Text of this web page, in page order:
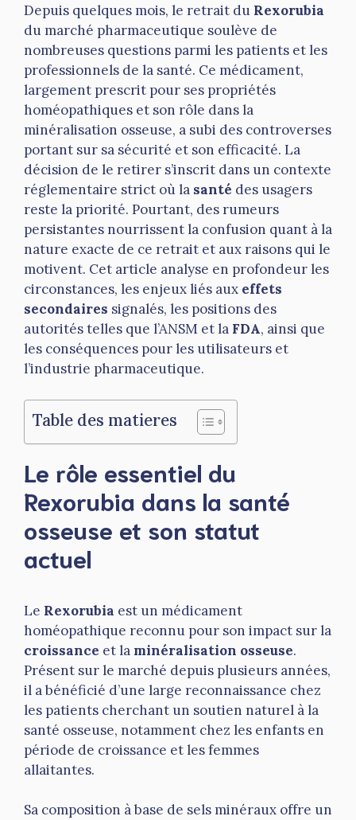
Depuis quelques mois, le retrait du Rexorubia
du marché pharmaceutique soulève de
nombreuses questions parmi les patients et les
professionnels de la santé. Ce médicament,
largement prescrit pour ses propriétés
homéopathiques et son rôle dans la
minéralisation osseuse, a subi des controverses
portant sur sa sécurité et son efficacité. La
décision de le retirer s’inscrit dans un contexte
réglementaire strict où la santé des usagers
reste la priorité. Pourtant, des rumeurs
persistantes nourrissent la confusion quant à la
nature exacte de ce retrait et aux raisons qui le
motivent. Cet article analyse en profondeur les
circonstances, les enjeux liés aux effets
secondaires signalés, les positions des
autorités telles que l’ANSM et la FDA, ainsi que
les conséquences pour les utilisateurs et
l’industrie pharmaceutique.
Table des matieres
Le rôle essentiel du
Rexorubia dans la santé
osseuse et son statut
actuel
Le Rexorubia est un médicament
homéopathique reconnu pour son impact sur la
croissance et la minéralisation osseuse.
Présent sur le marché depuis plusieurs années,
il a bénéficié d’une large reconnaissance chez
les patients cherchant un soutien naturel à la
santé osseuse, notamment chez les enfants en
période de croissance et les femmes
allaitantes.
Sa composition à base de sels minéraux offre un